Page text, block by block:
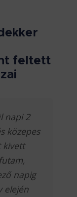
feltett
napi 2
közepes
kivett
napig
elején